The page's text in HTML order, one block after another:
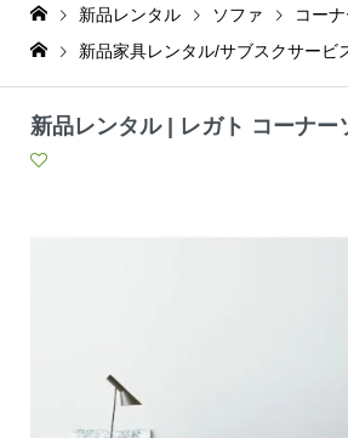
新品レンタル ソファ コー
新品家具レンタル/サブスクサービ
新品レンタル | レガト コーナー